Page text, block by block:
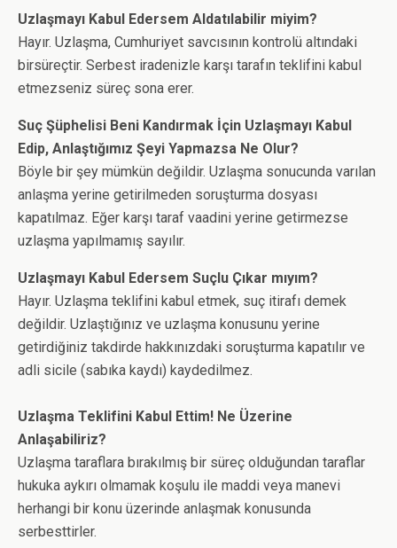
Uzlaşmayı Kabul Edersem Aldatılabilir miyim?
Hayır. Uzlaşma, Cumhuriyet savcısının kontrolü altındaki
birsüreçtir. Serbest iradenizle karşı tarafın teklifini kabul
etmezseniz süreç sona erer.
Suç Şüphelisi Beni Kandırmak İçin Uzlaşmayı Kabul
Edip, Anlaştığımız Şeyi Yapmazsa Ne Olur?
Böyle bir şey mümkün değildir. Uzlaşma sonucunda varılan
anlaşma yerine getirilmeden soruşturma dosyası
kapatılmaz. Eğer karşı taraf vaadini yerine getirmezse
uzlaşma yapılmamış sayılır.
Uzlaşmayı Kabul Edersem Suçlu Çıkar mıyım?
Hayır. Uzlaşma teklifini kabul etmek, suç itirafı demek
değildir. Uzlaştığınız ve uzlaşma konusunu yerine
getirdiğiniz takdirde hakkınızdaki soruşturma kapatılır ve
adli sicile (sabıka kaydı) kaydedilmez.
Uzlaşma Teklifini Kabul Ettim! Ne Üzerine
Anlaşabiliriz?
Uzlaşma taraflara bırakılmış bir süreç olduğundan taraflar
hukuka aykırı olmamak koşulu ile maddi veya manevi
herhangi bir konu üzerinde anlaşmak konusunda
serbesttirler.